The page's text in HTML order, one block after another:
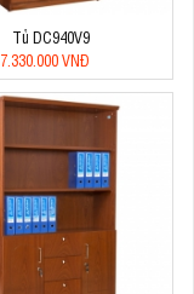
Tủ DC940V9
7.330.000 VNĐ